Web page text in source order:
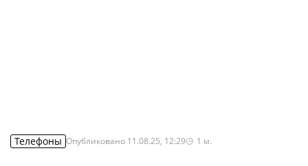
Телефоны Опубликовано 11.08.25, 12:29 1 м.